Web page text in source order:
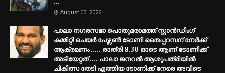
...
August 03, 2026
പാലാ നഗരസഭാ പൊതുമരാമത്ത് സ്റ്റാൻഡിംഗ്
കമ്മിറ്റി ചെയർ പേഴ്സൺ ടോണി തൈപ്പറമ്പന് നേർക്ക്
ആക്രമണം ..... രാത്രി 8.30 ഓടെ ആണ് ടോണിക്ക്
അടിയേറ്റത് .... പാലാ ജനറൽ ആശുപത്രിയിൽ
ചികിത്സ തേടി എത്തിയ ടോണിക്ക് നേരെ അവിടെ